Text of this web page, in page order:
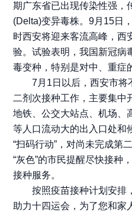
期广东省已出现传染性强，
(Delta)变异毒株。9月15日
时西安将迎来客流高峰，西
验。试验表明，我国新冠病
毒变种，特别是对中、重症
7月1日以后，西安市将
二剂次接种工作，主要集中
地铁、公交大站点、机场、
等人口流动大的出入口处和
“扫码行动”，对尚未完成第
“灰色”的市民提醒尽快接种
接种服务。
按照疫苗接种计划安排
助力十四运会，为了您和家